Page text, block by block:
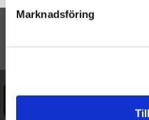
Marknadsföring
TILL
Ångra köp